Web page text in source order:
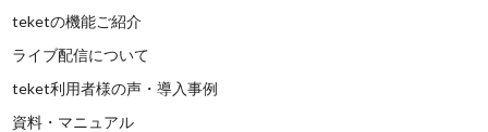
teketの機能ご紹介
ライブ配信について
teket利用者様の声・導入事例
資料・マニュアル